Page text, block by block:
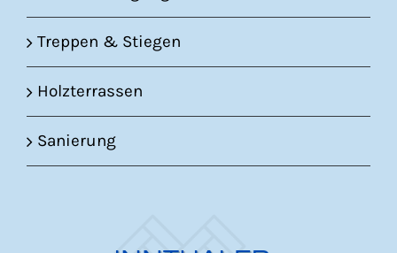
Treppen & Stiegen
Holzterrassen
Sanierung